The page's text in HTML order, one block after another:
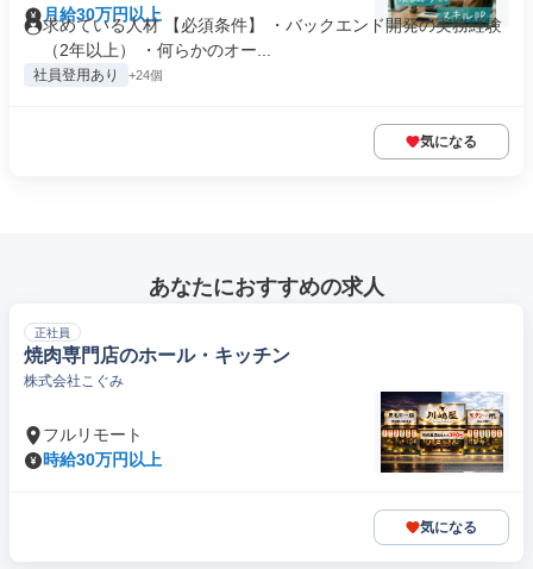
月給30万円以上
求めている人材 【必須条件】 ・バックエンド開発の実務経験
（2年以上） ・何らかのオー...
社員登用あり +24個
気になる
あなたにおすすめの求人
正社員
焼肉専門店のホール・キッチン
株式会社こぐみ
フルリモート
時給30万円以上
気になる